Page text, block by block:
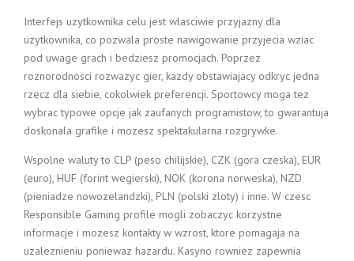
Interfejs uzytkownika celu jest wlasciwie przyjazny dla
uzytkownika, co pozwala proste nawigowanie przyjecia wziac
pod uwage grach i bedziesz promocjach. Poprzez
roznorodnosci rozwazyc gier, kazdy obstawiajacy odkryc jedna
rzecz dla siebie, cokolwiek preferencji. Sportowcy moga tez
wybrac typowe opcje jak zaufanych programistow, to gwarantuja
doskonala grafike i mozesz spektakularna rozgrywke.
Wspolne waluty to CLP (peso chilijskie), CZK (gora czeska), EUR
(euro), HUF (forint wegierski), NOK (korona norweska), NZD
(pieniadze nowozelandzki), PLN (polski zloty) i inne. W czesc
Responsible Gaming profile mogli zobaczyc korzystne
informacje i mozesz kontakty w wzrost, ktore pomagaja na
uzaleznieniu poniewaz hazardu. Kasyno rowniez zapewnia